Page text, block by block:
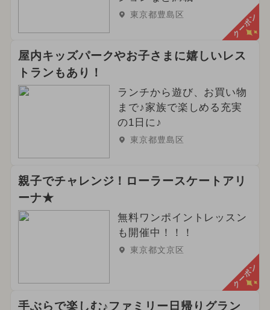
東京都豊島区 クーポン
屋内キッズパークやお子さまに嬉しいレス
トランもあり！
ランチから遊び、お買い物
まで♪家族で楽しめる充実
の1日に♪
東京都豊島区
親子でチャレンジ！ローラースケートアリ
ーナ★
無料ワンポイントレッスン
も開催中！！！
東京都文京区
クーポン
手ぶらで楽しむ♪ファミリー日帰りグラン